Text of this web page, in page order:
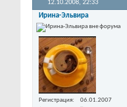
12.10.2008, 22:33
Ирина-Эльвира
Регистрация
06.01.2007